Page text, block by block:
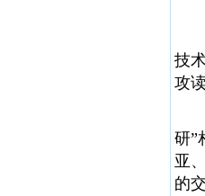
学
技
攻
学
研”
亚
的